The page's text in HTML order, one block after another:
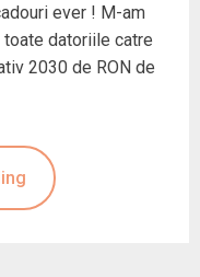
ever ! M-am
toate datoriile catre
2030 de RON de